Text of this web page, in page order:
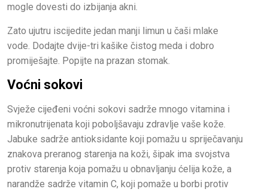
mogle dovesti do izbijanja akni.
Zato ujutru iscijedite jedan manji limun u čaši mlake
vode. Dodajte dvije-tri kašike čistog meda i dobro
promiješajte. Popijte na prazan stomak.
Voćni sokovi
Svježe cijeđeni voćni sokovi sadrže mnogo vitamina i
mikronutrijenata koji poboljšavaju zdravlje vaše kože.
Jabuke sadrže antioksidante koji pomažu u spriječavanju
znakova preranog starenja na koži, šipak ima svojstva
protiv starenja koja pomažu u obnavljanju ćelija kože, a
narandže sadrže vitamin C, koji pomaže u borbi protiv